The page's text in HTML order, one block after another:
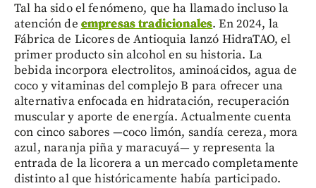
Tal ha sido el fenómeno, que ha llamado incluso la
atención deempresas tradicionales. En 2024, la
Fábrica de Licores de Antioquia lanzó HidraTAO, el
primer producto sin alcohol en su historia. La
bebida incorpora electrolitos, aminoácidos, agua de
coco y vitaminas del complejo B para ofrecer una
alternativa enfocada en hidratación, recuperación
muscular y aporte de energía. Actualmente cuenta
con cinco sabores —coco limón, sandía cereza, mora
azul, naranja piña y maracuyá— y representa la
entrada de la licorera a un mercado completamente
distinto al que históricamente había participado.